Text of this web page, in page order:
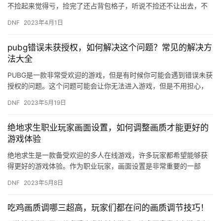
不捡起来觉得亏，捡完了还占背包格子，听说不捡还不让出去，不
遇…
DNF 2023年4月1日
pubg错误未获授权，如何解决这个问题？常见的解决方
法大全
PUBG是一款非常受欢迎的游戏，但是有时候你可能会遇到错误未获
授权的问题。这个问题可能会让你无法进入游戏，但是不用担心，
DNF 2023年5月19日
绝地求生职业玩家画面设置，如何调整画质才能更好的
游戏体验
绝地求生是一款备受欢迎的多人在线游戏，许多玩家都希望能够获
得更好的游戏体验。作为职业玩家，画面设置是非常重要的一部
先，我…
DNF 2023年5月8日
吃鸡画质调哪三超高，玩家们都在问的画质调节技巧！